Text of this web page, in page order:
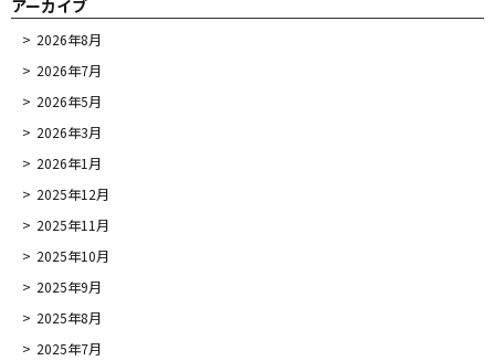
アーカイブ
2026年8月
2026年7月
2026年5月
2026年3月
2026年1月
2025年12月
2025年11月
2025年10月
2025年9月
2025年8月
2025年7月